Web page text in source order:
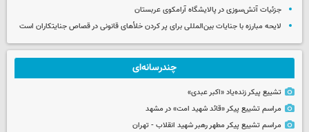
جزئیات آتش‌سوزی در پالایشگاه آرامکوی عربستان
لایحه مبارزه با جنایات بین‌المللی برای پر کردن خلأهای قانونی در قصاص جنایتکاران است
چندرسانه‌ای
تشییع پیکر زنده‌یاد «اکبر عبدی»
مراسم تشییع پیکر «قائد شهید امت» در مشهد
مراسم تشییع پیکر مطهر رهبر شهید انقلاب - تهران